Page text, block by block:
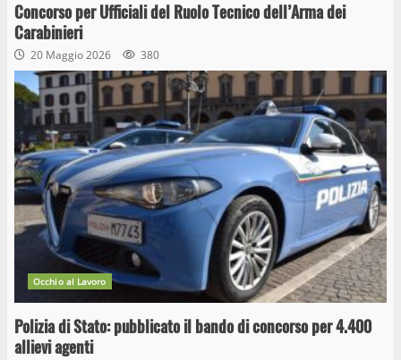
Concorso per Ufficiali del Ruolo Tecnico dell’Arma dei
Carabinieri
20 Maggio 2026 380
Occhio al Lavoro
Polizia di Stato: pubblicato il bando di concorso per 4.400
allievi agenti